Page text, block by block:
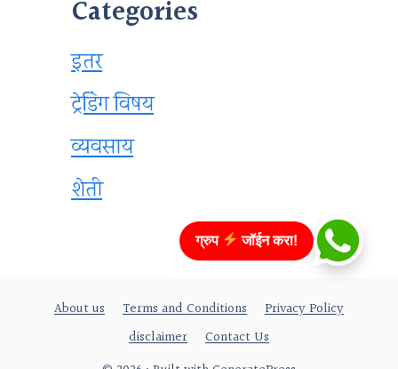
Categories
इतर
ट्रेडिंग विषय
व्यवसाय
शेती
About us Terms and Conditions
Privacy Policy
disclaimer
Contact Us
ग्रुप जॉईन करा!